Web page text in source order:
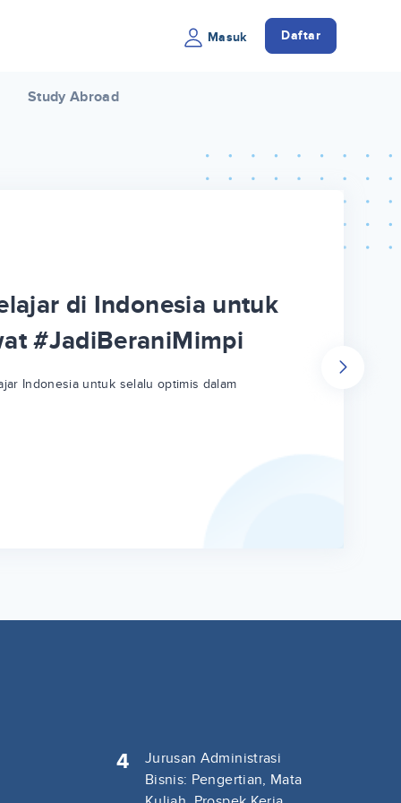
Masuk Daftar
Study Abroad
di Indonesia untuk
#JadiBeraniMimpi
Indonesia untuk selalu optimis dalam
4
Jurusan Administrasi
Bisnis: Pengertian, Mata